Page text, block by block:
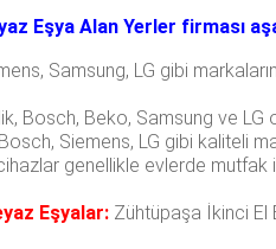
Eşya Alan Yerler firması
Samsung, LG gibi
Bosch, Beko, Samsung ve LG
Siemens, LG gibi kaliteli
genellikle evlerde mutfak
Eşyalar: Zühtüpaşa İkinci El